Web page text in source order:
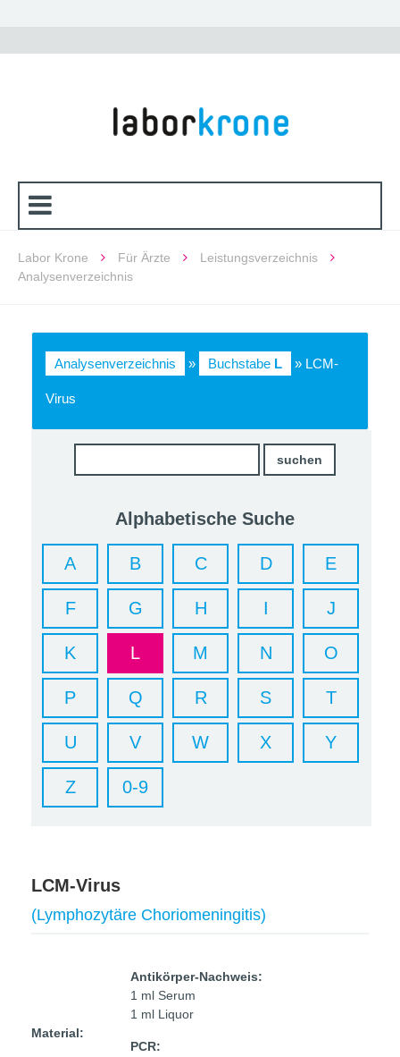
Labor Krone Für Ärzte
Leistungsverzeichnis
Analysenverzeichnis
Analysenverzeichnis » Buchstabe L » LCM-
Virus
Alphabetische Suche
A B C D E
F G H I J
K L M N O
P Q R S T
U V W X Y
Z 0-9
LCM-Virus
(Lymphozytäre Choriomeningitis)
Material:
Antikörper-Nachweis:
1 ml Serum
1 ml Liquor
PCR: